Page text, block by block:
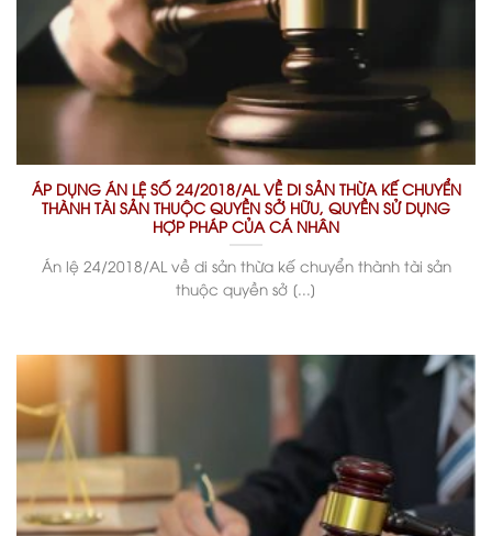
ÁP DỤNG ÁN LỆ SỐ 24/2018/AL VỀ DI SẢN THỪA KẾ CHUYỂN
THÀNH TÀI SẢN THUỘC QUYỀN SỞ HỮU, QUYỀN SỬ DỤNG
HỢP PHÁP CỦA CÁ NHÂN
Án lệ 24/2018/AL về di sản thừa kế chuyển thành tài sản
thuộc quyền sở [...]